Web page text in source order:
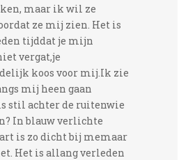
maar ik wil ze
ze mij zien. Het is
tijddat je mijn
vergat,je
koos voor mij.Ik zie
mij heen gaan
stil achter de ruitenwie
In blauw verlichte
is zo dicht bij memaar
Het is allang verleden